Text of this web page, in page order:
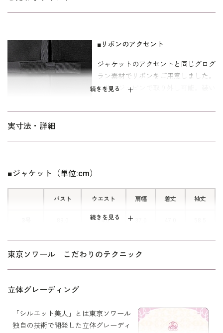
黒で、通年着用可能。参列者はもちろん、喪主・ご親族の喪服と
しても安心してお召しいただけます。｢少しゆったり｣パターンを
使用。「標準」に比べて二の腕、背渡り、ウエスト部分にゆとり
を持たせています。
続きを見る
■リボンのアクセント
ジャケットのアクセントと同じグログ
ラン素材でリボンをご用意しました。
コサージュピンで取り外し可能。装い
ならではの機能的な仕様です。
実寸法・詳細
続きを見る
■ジャケット（単位:cm）
バスト ウエスト 肩幅 着丈 袖丈
74.0
5号 92.0 77.0 37.5 47.0 58.5
9号
39.0 48.5 60.0
13号 106.0 91.0 39.5 49.0
東京ソワール こだわりのテクニック
立体グレーディング
「シルエット美人」とは東京ソワール
独自の技術で開発した立体グレーディ